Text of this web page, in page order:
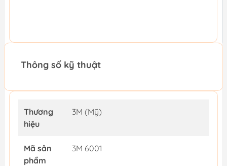
Thông số kỹ thuật
Thương
hiệu
3M (Mỹ)
Mã sản
phẩm
3M 6001